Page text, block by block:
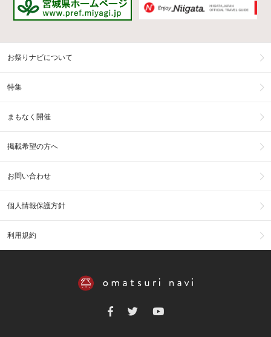
お祭りナビについて
特集
まもなく開催
掲載希望の方へ
お問い合わせ
個人情報保護方針
利用規約